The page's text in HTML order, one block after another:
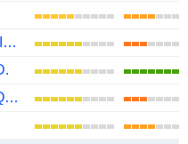
AMBER ENTERPRISES INDIA LIMITED
XIZI CLEAN ENERGY EQUIPMENT MANUFACTURING CO., LTD.